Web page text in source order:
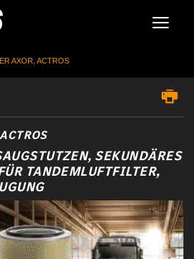
AXOR, ACTROS
SEKUNDÄRES
TANDEMLUFTFILTER,